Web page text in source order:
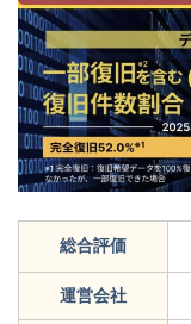
総合評価
運営会社